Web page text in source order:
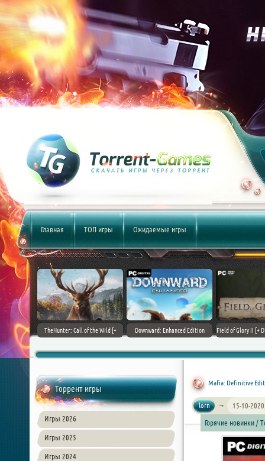
Главная ТОП игры Ожидаемые игры
+ DLCs] (2017)
TheHunter: Call of the Wild [+
Downward: Enhanced Edition
Field of Glory
Торрент игры
Игры 2026
Игры 2025
Игры 2024
Mafia: Definitive
lorn 15-10-
Горячие новинки /